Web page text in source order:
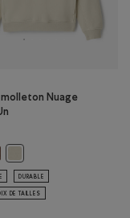
Couleur
Couleur
molleton Nuage
DURABLE
DE TAILLES